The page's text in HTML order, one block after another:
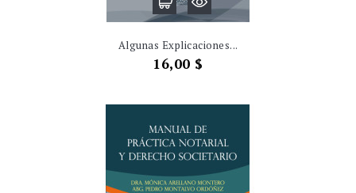
Algunas Explicaciones...
Precio
16,00 $